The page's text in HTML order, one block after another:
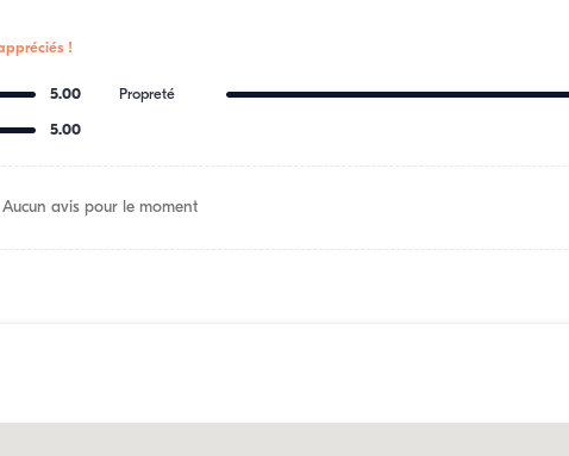
!
5.00 Propreté
5.00
Aucun avis pour le moment